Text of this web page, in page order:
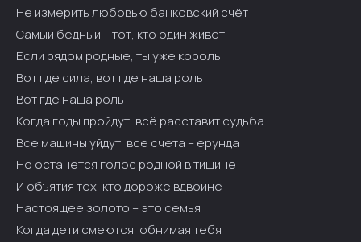
Не измерить любовью банковский счёт
Самый бедный – тот, кто один живёт
Если рядом родные, ты уже король
Вот где сила, вот где наша роль
Вот где наша роль
Когда годы пройдут, всё расставит судьба
Все машины уйдут, все счета – ерунда
Но останется голос родной в тишине
И объятия тех, кто дороже вдвойне
Настоящее золото – это семья
Когда дети смеются, обнимая тебя